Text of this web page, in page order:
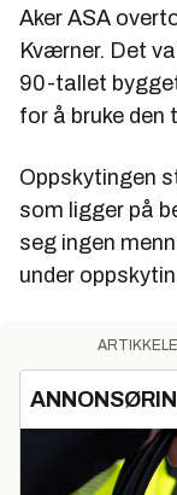
Aker ASA
Kværner. Det
90-tallet
for å bruke
Oppskytingen
som ligger på
seg ingen
under